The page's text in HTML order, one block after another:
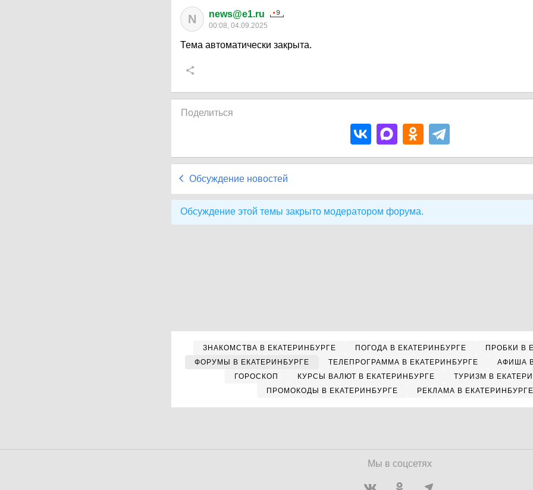
N news@e1.ru
00:08, 04.09.2025
Тема автоматически закрыта.
Поделиться
Обсуждение новостей
Обсуждение этой темы закрыто модератором форума.
ЗНАКОМСТВА В ЕКАТЕРИНБУРГЕ ПОГОДА В ЕКАТЕРИНБУРГЕ
ПРОБКИ В
ФОРУМЫ В ЕКАТЕРИНБУРГЕ
ТЕЛЕПРОГРАММА В ЕКАТЕРИНБУРГЕ
АФИША
ГОРОСКОП
КУРСЫ ВАЛЮТ В ЕКАТЕРИНБУРГЕ
ТУРИЗМ В
ПРОМОКОДЫ В ЕКАТЕРИНБУРГЕ
РЕКЛАМА В ЕКАТЕРИНБУРГЕ
Мы в соцсетях